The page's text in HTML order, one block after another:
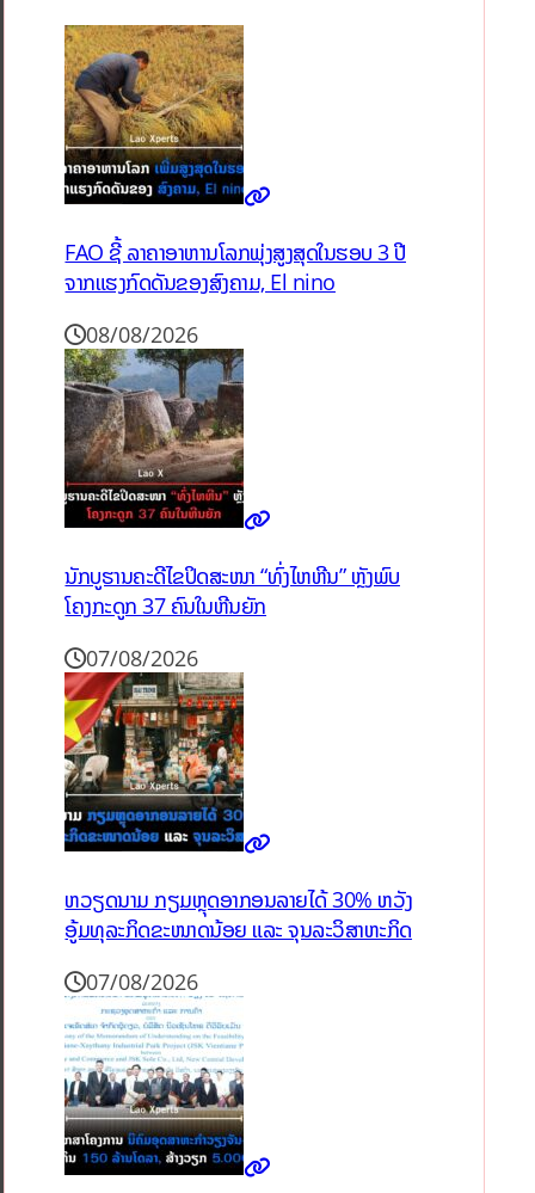
FAO ຊີ້ ລາຄາອາຫານໂລກພຸ່ງສູງສຸດໃນຮອບ 3 ປີ
ຈາກແຮງກົດດັນຂອງສົງຄາມ, El nino
08/08/2026
ນັກບູຮານຄະດີໄຂປິດສະໜາ “ທົ່ງໄຫຫີນ” ຫຼັງພົບ
ໂຄງກະດູກ 37 ຄົນໃນຫີນຍັກ
07/08/2026
ຫວຽດນາມ ກຽມຫຼຸດອາກອນລາຍໄດ້ 30% ຫວັງ
ອູ້ມທຸລະກິດຂະໜາດນ້ອຍ ແລະ ຈຸນລະວິສາຫະກິດ
07/08/2026